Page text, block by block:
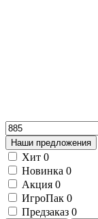
Наши предложения
Хит 0
Новинка 0
Акция 0
ИгроПак 0
Предзаказ 0